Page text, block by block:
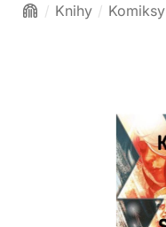
Knihy Komiksy